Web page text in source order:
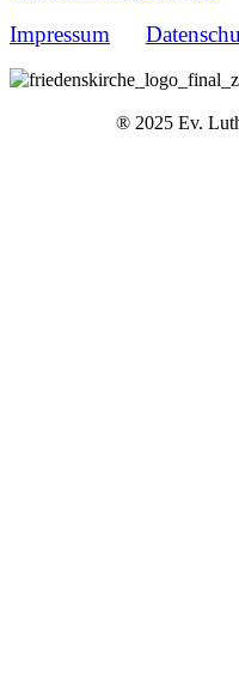
Impressum
® 2025 Ev.